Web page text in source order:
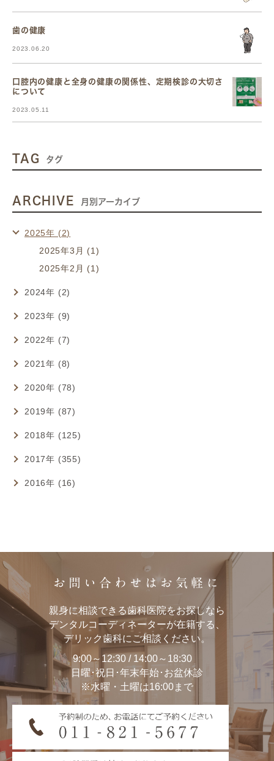
歯の健康
2023.06.20
口腔内の健康と全身の健康の関係性、定期検診の大切さ
について
2023.05.11
TAG タグ
ARCHIVE 月別アーカイブ
2025年 (2)
2025年3月 (1)
2025年2月 (1)
2024年 (2)
2023年 (9)
2022年 (7)
2021年 (8)
2020年 (78)
2019年 (87)
2018年 (125)
2017年 (355)
2016年 (16)
お問い合わせはお気軽に
親身に相談できる歯科医院をお探しなら
デンタルコーディネーターが在籍する、
デリック歯科にご相談ください。
9:00～12:30 / 14:00～18:30
日曜･祝日･年末年始･お盆休診
※水曜・土曜は16:00まで